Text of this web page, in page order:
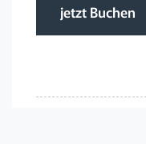
jetzt Buchen